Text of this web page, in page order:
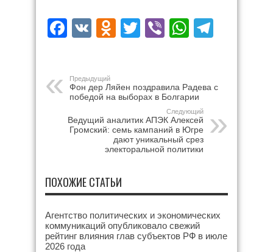
Facebook
VK Odnoklassniki
Twitter
Viber
Предыдущий
Фон дер Ляйен поздравила Радева с
победой на выборах в Болгарии
Следующий
Ведущий аналитик АПЭК Алексей
Громский: семь кампаний в Югре
дают уникальный срез
электоральной политики
ПОХОЖИЕ СТАТЬИ
Агентство политических и экономических
коммуникаций опубликовало свежий
рейтинг влияния глав субъектов РФ в июле
2026 года